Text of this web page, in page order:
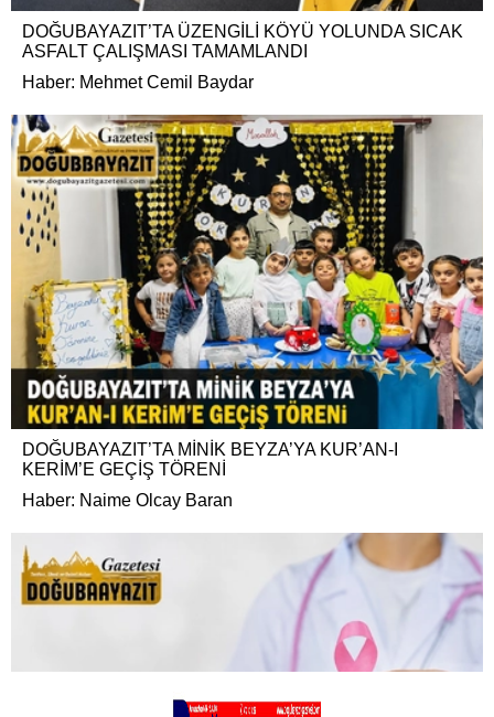
DOĞUBAYAZIT’TA ÜZENGİLİ KÖYÜ YOLUNDA SICAK
ASFALT ÇALIŞMASI TAMAMLANDI
Haber: Mehmet Cemil Baydar
DOĞUBAYAZIT’TA MİNİK BEYZA’YA KUR’AN-I
KERİM’E GEÇİŞ TÖRENİ
Haber: Naime Olcay Baran